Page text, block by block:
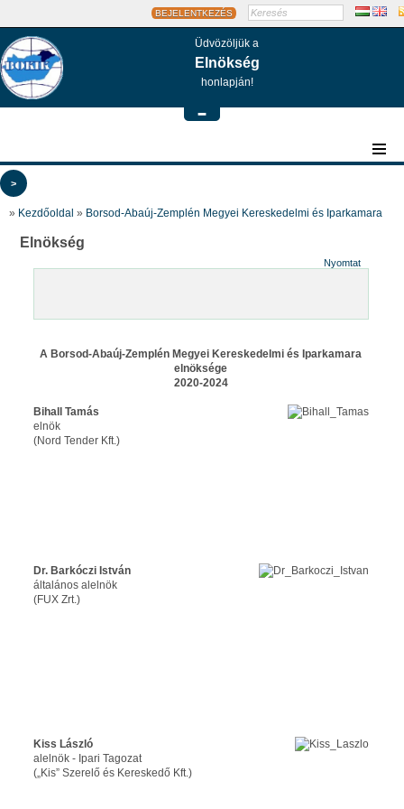
BEJELENTKEZÉS
Üdvözöljük a
Elnökség
honlapján!
-
>
» Kezdőoldal » Borsod-Abaúj-Zemplén Megyei Kereskedelmi és Iparkamara
Elnökség
Nyomtat
A Borsod-Abaúj-Zemplén Megyei Kereskedelmi és Iparkamara
elnöksége
2020-2024
Bihall Tamás
elnök
(Nord Tender Kft.)
Dr. Barkóczi István
általános alelnök
(FUX Zrt.)
Kiss László
alelnök - Ipari Tagozat
(„Kis” Szerelő és Kereskedő Kft.)